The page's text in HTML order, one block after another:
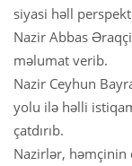
siyasi həll
Nazir Abbas
məlumat verib.
Nazir Ceyhun
yolu ilə həlli
çatdırıb.
Nazirlər, həmçinin